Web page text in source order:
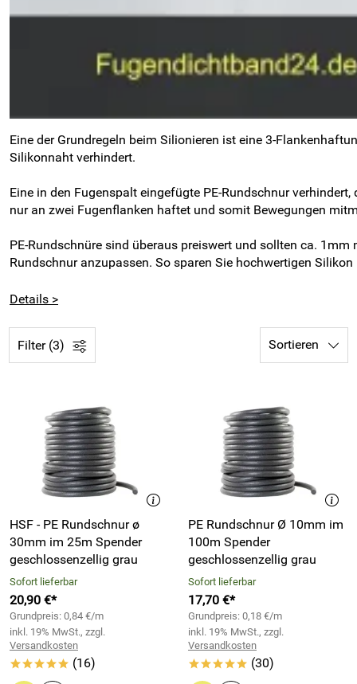
Eine der Grundregeln beim Silionieren ist eine 3-
Silikonnaht verhindert.
Eine in den Fugenspalt eingefügte PE-Rundschnur
nur an zwei Fugenflanken haftet und somit Bewegungen
PE-Rundschnüre sind überaus preiswert und sollten ca.
Rundschnur anzupassen. So sparen Sie hochwertigen
Details >
Filter (3) Sortieren
HSF - PE Rundschnur ø
30mm im 25m Spender
geschlossenzellig grau
Sofort lieferbar
20,90 €*
Grundpreis: 0,84 €/m
inkl. 19% MwSt., zzgl.
Versandkosten
***** (16)
PE Rundschnur Ø 10mm im
100m Spender
geschlossenzellig grau
Sofort lieferbar
17,70 €*
Grundpreis: 0,18 €/m
inkl. 19% MwSt., zzgl.
Versandkosten
***** (30)